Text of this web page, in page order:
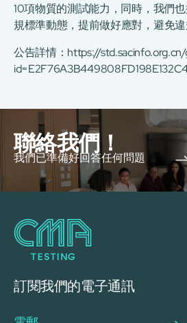
10項物質的測試能力，同時，我們
規標準動態，提前做好應對，避免違
公告詳情： https://
聯絡我們！
我們已準備好回答任何問題
訂閱我們的電子通訊